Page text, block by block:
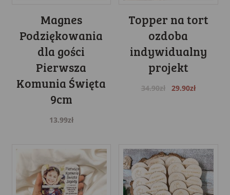
Magnes
Podziękowania
dla gości
Pierwsza
Komunia Święta
9cm
13.99zł
Topper na tort
ozdoba
indywidualny
projekt
34.90zł
Original
29.90złCurrent